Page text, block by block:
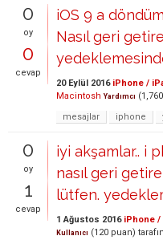
0
oy
0
cevap
iOS 9 a
Nasıl geri
20 Eylül 2016 iPhone /
Macintosh Yardımcı (1,760
mesajlar
iphone
0
oy
1
cevap
iyi akşamlar.. i
nasıl geri
lütfen.
1 Ağustos 2016 iPhone /
Kullanıcı (120 puan)